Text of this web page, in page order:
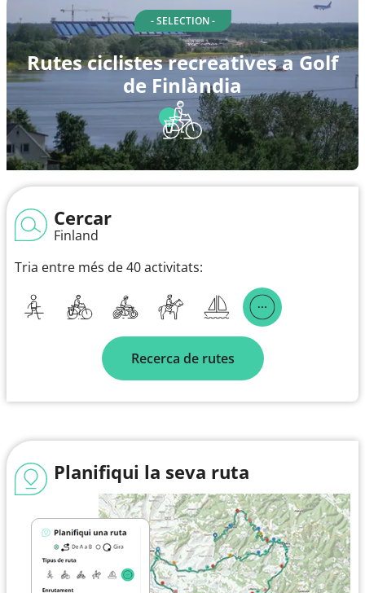
- SELECTION -
Rutes ciclistes recreatives a Golf
de Finlàndia
Cercar
Finland
Tria entre més de 40 activitats:
Recerca de rutes
Planifiqui la seva ruta